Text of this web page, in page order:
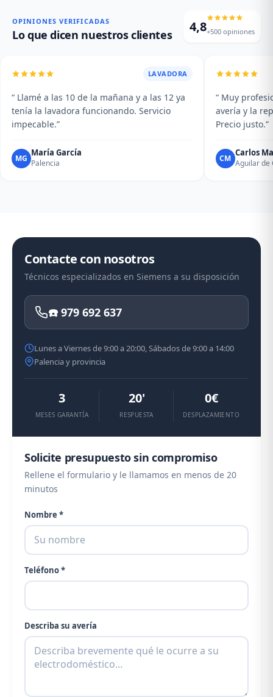
profesional de su campana.
OPINIONES VERIFICADAS
Lo que dicen nuestros clientes 4,8+500 opiniones
LAVADORA
“ Llamé a las 10 de la mañana y a las 12 ya
tenía la lavadora funcionando. Servicio
impecable.”
MG
María García
Palencia
“ Muy
avería y la
Precio justo.”
CM
Carlos
Aguilar de
Contacte con nosotros
Técnicos especializados en Siemens a su disposición
☎️ 979 692 637
Lunes a Viernes de 9:00 a 20:00, Sábados de 9:00 a 14:00
Palencia y provincia
3
MESES GARANTÍA
20'
RESPUESTA
0€
DESPLAZAMIENTO
Solicite presupuesto sin compromiso
Rellene el formulario y le llamamos en menos de 20
minutos
Nombre *
Teléfono *
Describa su avería